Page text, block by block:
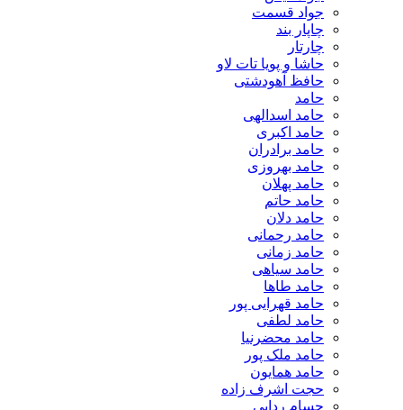
جواد قسمت
چاپار بند
چارتار
حاشا و پویا تات لاو
حافظ آهودشتی
حامد
حامد اسدالهی
حامد اکبری
حامد برادران
حامد بهروزی
حامد پهلان
حامد حاتم
حامد دلان
حامد رحمانی
حامد زمانی
حامد سیاهی
حامد طاها
حامد قهرایی پور
حامد لطفی
حامد محضرنیا
حامد ملک پور
حامد همایون
حجت اشرف زاده
حسام ردایی